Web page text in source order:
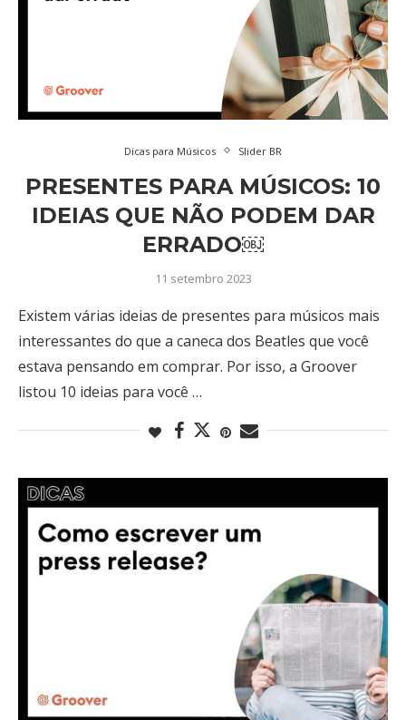
Dicas para Músicos Slider BR
PRESENTES PARA MÚSICOS: 10
IDEIAS QUE NÃO PODEM DAR
ERRADO￼
11 setembro 2023
Existem várias ideias de presentes para músicos mais
interessantes do que a caneca dos Beatles que você
estava pensando em comprar. Por isso, a Groover
listou 10 ideias para você …